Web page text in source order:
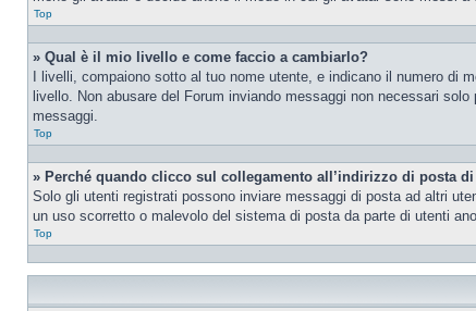
Top
» Qual è il mio livello e come faccio a cambiarlo?
I livelli, compaiono sotto al tuo nome utente, e indicano il numero di
livello. Non abusare del Forum inviando messaggi non necessari
messaggi.
Top
» Perché quando clicco sul collegamento all’indirizzo di posta
Solo gli utenti registrati possono inviare messaggi di posta ad altri
un uso scorretto o malevolo del sistema di posta da parte di utenti
Top